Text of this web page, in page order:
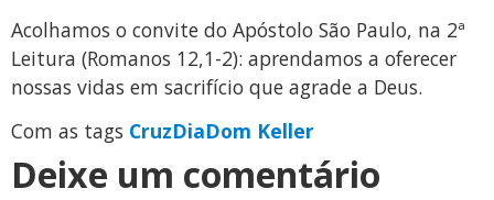
Acolhamos o convite do Apóstolo São Paulo, na 2ª
Leitura (Romanos 12,1-2): aprendamos a oferecer
nossas vidas em sacrifício que agrade a Deus.
Com as tags CruzDiaDom Keller
Deixe um comentário